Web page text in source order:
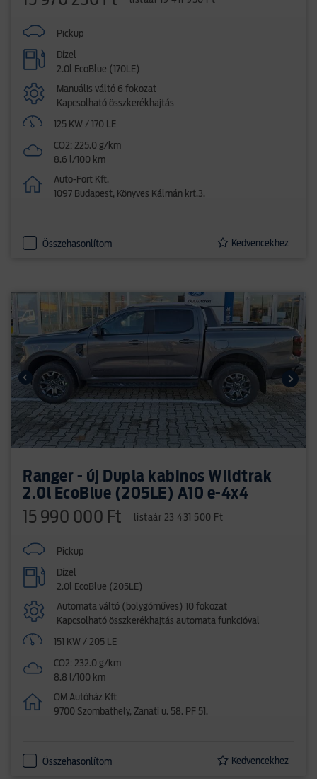
Pickup
Dízel
2.0l EcoBlue (170LE)
Manuális váltó 6 fokozat
Kapcsolható összkerékhajtás
125 KW / 170 LE
CO2: 225.0 g/km
8.6 l/100 km
Auto-Fort Kft.
1097 Budapest, Könyves Kálmán krt.3.
Összehasonlítom Kedvencekhez
Ranger - új Dupla kabinos Wildtrak
2.0l EcoBlue (205LE) A10 e-4x4
15 990 000 Ft listaár 23 431 500 Ft
Pickup
Dízel
2.0l EcoBlue (205LE)
Automata váltó (bolygóműves) 10 fokozat
Kapcsolható összkerékhajtás automata funkcióval
151 KW / 205 LE
CO2: 232.0 g/km
8.8 l/100 km
OM Autóház Kft
9700 Szombathely, Zanati u. 58. PF 51.
Összehasonlítom Kedvencekhez